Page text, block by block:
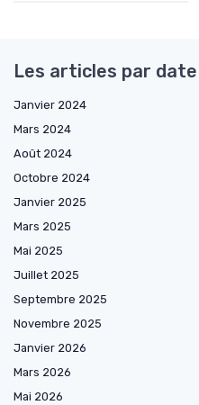
Les articles par date
Janvier 2024
Mars 2024
Août 2024
Octobre 2024
Janvier 2025
Mars 2025
Mai 2025
Juillet 2025
Septembre 2025
Novembre 2025
Janvier 2026
Mars 2026
Mai 2026